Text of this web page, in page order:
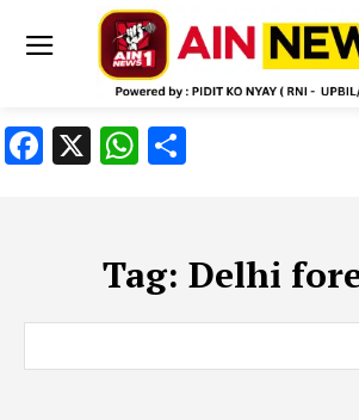
Facebook
X WhatsApp
Tag: Delhi